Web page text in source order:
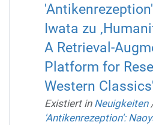
Iwata zu
A Retrieval-
Platform for
Western Classics'
Existiert in Neuigkeiten
'Antikenrezeption':